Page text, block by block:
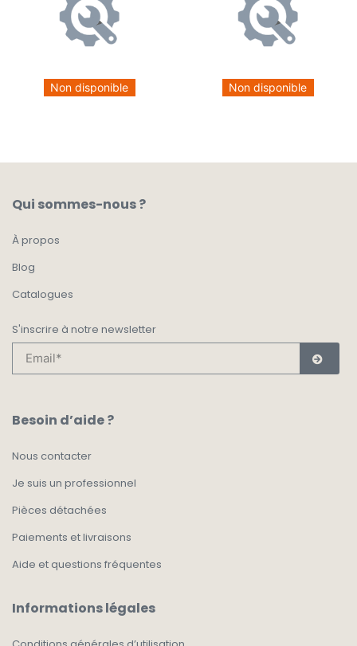
Non disponible Non disponible
Qui sommes-nous ?
À propos
Blog
Catalogues
S'inscrire à notre newsletter
Besoin d’aide ?
Nous contacter
Je suis un professionnel
Pièces détachées
Paiements et livraisons
Aide et questions fréquentes
Informations légales